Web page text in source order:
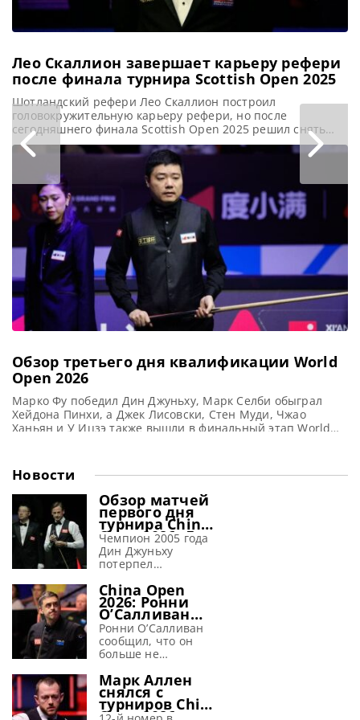
Лео Скаллион завершает карьеру рефери
после финала турнира Scottish Open 2025
Шотландский рефери Лео Скаллион построил
головокружительную карьеру рефери, но после
сегодняшнего финала Scottish Open 2025 решил снять
белые перчатки, сообщает WST Сегодня вечером после
финального матча турнира Scottish Open один из самых
опытных судей в снукере Лео Скаллион уйдет на
заслуженный отдых. Уроженец Глазго, в прошлом
работавший в полиции, получил судейскую
квалификацию в снукере в
Обзор третьего дня квалификации World
Open 2026
Марко Фу победил Дин Джуньху, Марк Селби обыграл
Хейдона Пинхи, а Джек Лисовски, Стен Муди, Чжао
Ханьян и У Ицзэ также вышли в финальный этап World
счетом 5-2 ставит под сомнение его автоматический
посев в Крусибле, поскольку
Новости
Обзор матчей
первого дня
турнира China
Open 2026. Дин
Джуньху
терпит
поражение от
Гилберта
Чемпион 2005 года
Дин Джуньху
потерпел
Дэвида Гилберта на
турнире China Open
2026, сообщает WST
Двукратный
победитель China
Open Дин Джуньху
третий титул,
потерпев
сокрушительное
China Open
2026: Ронни
О’Салливан
заявил, что
перед
крупным
турниром
«страх исчез»
Ронни О’Салливан
сообщил, что он
больше не
перед предстоящим
крупным турниром
China Open 2026,
Марк Аллен
снялся с
турниров China
Open 2026 и